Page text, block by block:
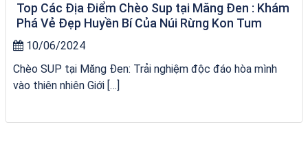
Top Các Địa Điểm Chèo Sup tại Măng Đen : Khám
Phá Vẻ Đẹp Huyền Bí Của Núi Rừng Kon Tum
10/06/2024
Chèo SUP tại Măng Đen: Trải nghiệm độc đáo hòa mình
vào thiên nhiên Giới […]